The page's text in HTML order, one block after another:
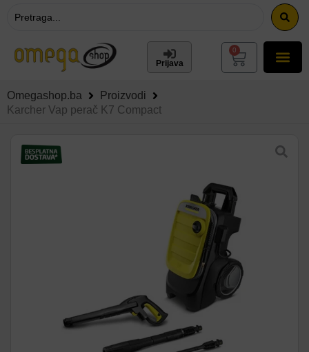
Prijava
0
Omegashop.ba
Proizvodi
Karcher Vap perač K7 Compact